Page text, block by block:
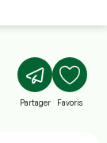
Partager Favoris